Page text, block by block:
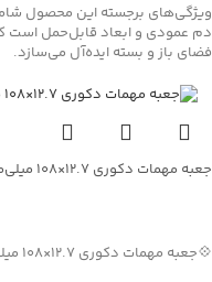
ویژگی‌های برجسته این محصول
دم عمودی و ابعاد قابل‌حمل است که
فضای باز و بسته ایده‌آل می‌سازد.
جعبه مهمات دکوری ۱۲.۷×۱۰۸ میلی‌متری Ball Sniper
💠جعبه مهمات دکوری ۱۲.۷×۱۰۸ میلی‌متری Ball Sniper